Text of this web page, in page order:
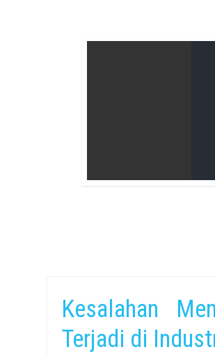
Kesalahan
Terjadi di